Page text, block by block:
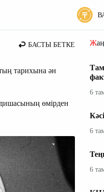
БАСТЫ БЕТКЕ
тарихына ән
өмірден
6
6
6